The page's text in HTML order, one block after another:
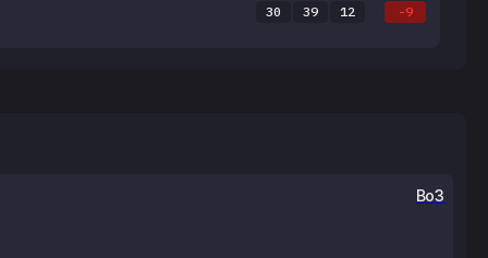
30 39 12 -9
Bo3